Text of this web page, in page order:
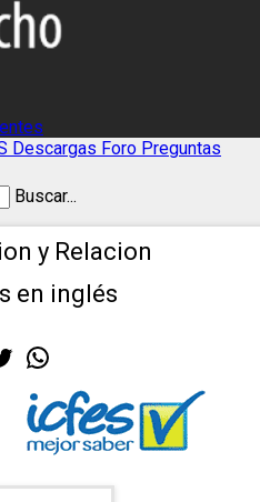
Descargas Foro Preguntas
Buscar...
y Relacion
en inglés